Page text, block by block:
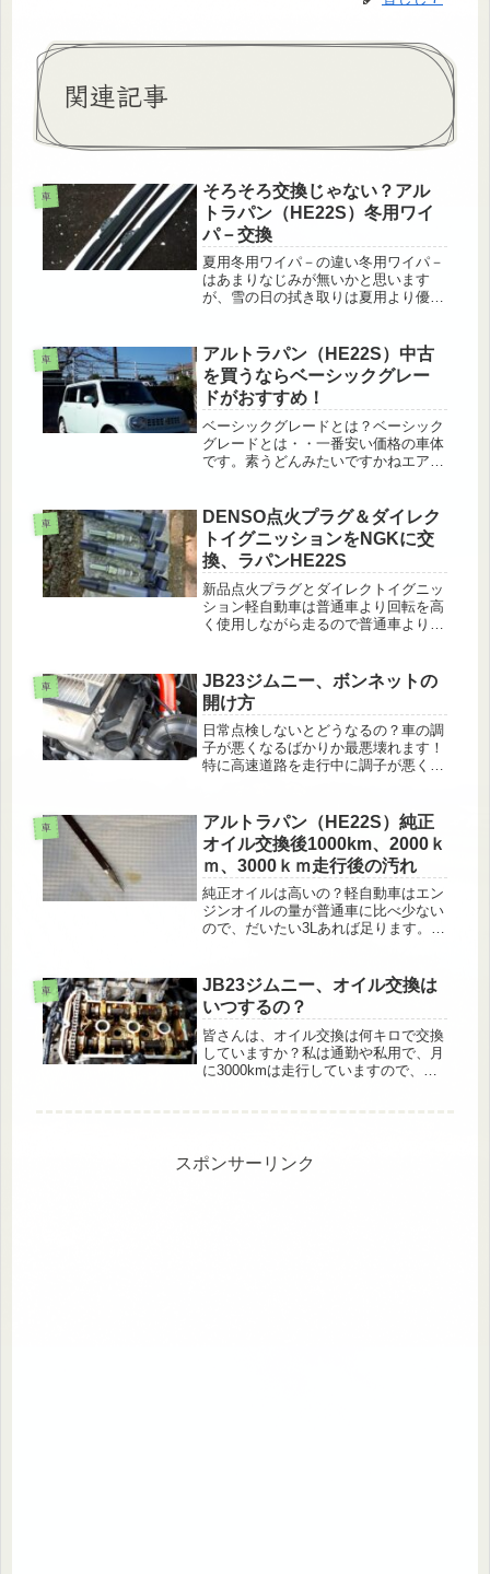
関連記事
車
そろそろ交換じゃない？アル
トラパン（HE22S）冬用ワイ
パ－交換
夏用冬用ワイパ－の違い冬用ワイパ－
はあまりなじみが無いかと思います
が、雪の日の拭き取りは夏用より優れ
方ならわかると思いますが雪の日に夏
用のワイパ－を使用していると段々雪
が積...
車
アルトラパン（HE22S）中古
を買うならベーシックグレー
ドがおすすめ！
ベーシックグレードとは？ベーシック
グレードとは・・一番安い価格の車体
です。素うどんみたいですかねエアコ
すが、華がないですこの素のグレ－ド
が価格アップすると、電動格納ミラー
や...
車
DENSO点火プラグ＆ダイレク
トイグニッションをNGKに交
換、ラパンHE22S
新品点火プラグとダイレクトイグニッ
ション軽自動車は普通車より回転を高
く使用しながら走るので普通車より点
ています、無理に使用していても燃費
が悪くなったりダイレクトイグニッシ
ョ...
車
JB23ジムニー、ボンネットの
開け方
日常点検しないとどうなるの？車の調
子が悪くなるばかりか最悪壊れます！
特に高速道路を走行中に調子が悪くな
が、個人だけではなく周りにも迷惑を
かけるので、できるだけそのような状
況は...
車
アルトラパン（HE22S）純正
オイル交換後1000km、2000ｋ
ｍ、3000ｋｍ走行後の汚れ
純正オイルは高いの？軽自動車はエン
ジンオイルの量が普通車に比べ少ない
ので、だいたい3Lあれば足ります。た
ですが2017年10月ころから化学合成
油になったそうです。令和3年、...
車
JB23ジムニー、オイル交換は
いつするの？
皆さんは、オイル交換は何キロで交換
していますか？私は通勤や私用で、月
に3000kmは走行していますので、一
スポンサーリンク